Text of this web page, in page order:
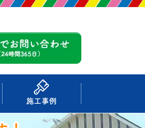
施工事例